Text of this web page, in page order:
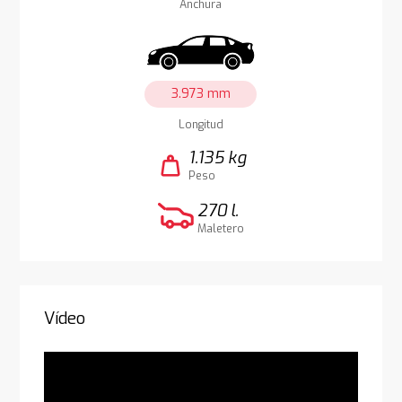
Anchura
3.973 mm
Longitud
weight 1.135 kg
Peso
270 l.
Maletero
Vídeo